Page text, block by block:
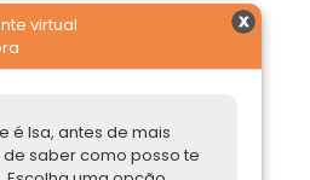
virtual
é Isa, antes de mais
saber como posso te